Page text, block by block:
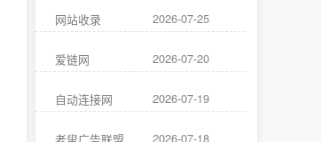
网站收录 2026-07-25
爱链网 2026-07-20
自动连接网 2026-07-19
2026-07-18